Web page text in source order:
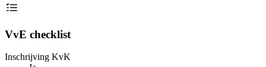
VvE checklist
Inschrijving KvK